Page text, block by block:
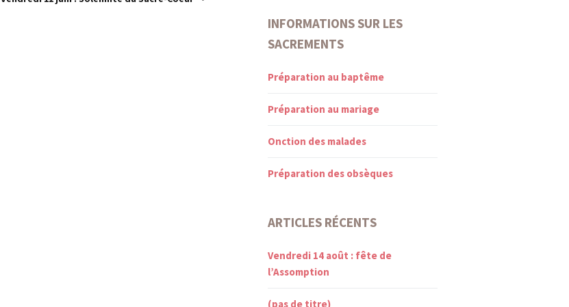
INFORMATIONS SUR LES
SACREMENTS
Préparation au baptême
Préparation au mariage
Onction des malades
Préparation des obsèques
ARTICLES RÉCENTS
Vendredi 14 août : fête de
l’Assomption
(pas de titre)